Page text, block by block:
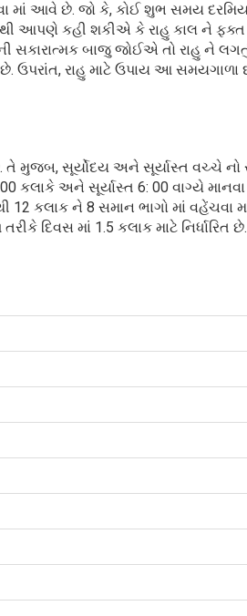
માં આવે છે. જો કે, કોઈ શુભ સમય
તેથી આપણે કહી શકીએ કે રાહુ કાલ ને
સકારાત્મક બાજુ જોઈએ તો રાહુ ને
ઉપરાંત, રાહુ માટે ઉપાય આ સમયગાળા
તે મુજબ, સૂર્યોદય અને સૂર્યાસ્ત વચ્ચે
કલાકે અને સૂર્યાસ્ત 6: 00 વાગ્યે
કલાક ને 8 સમાન ભાગો માં વહેંચવા
દિવસ માં 1.5 કલાક માટે નિર્ધારિત